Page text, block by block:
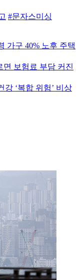
#문자스미싱
가구 40% 노후 주택
면 보험료 부담 커진
강 ‘복합 위험’ 비상